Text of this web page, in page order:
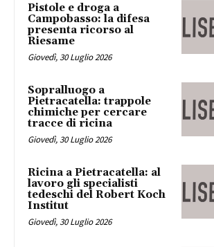
Pistole e droga a
Campobasso: la difesa
presenta ricorso al
Riesame
Giovedì, 30 Luglio 2026
Sopralluogo a
Pietracatella: trappole
chimiche per cercare
tracce di ricina
Giovedì, 30 Luglio 2026
Ricina a Pietracatella: al
lavoro gli specialisti
tedeschi del Robert Koch
Institut
Giovedì, 30 Luglio 2026